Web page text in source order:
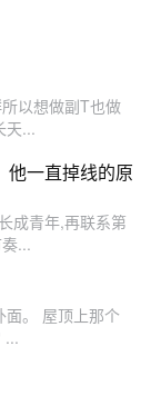
以想做副T也做
天...
他一直掉线的原
成青年,再联系第
...
。 屋顶上那个
...